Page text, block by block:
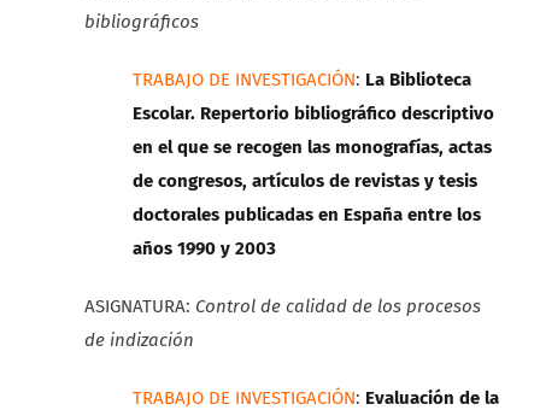
bibliográficos
TRABAJO DE INVESTIGACIÓN: La Biblioteca
Escolar. Repertorio bibliográfico descriptivo
en el que se recogen las monografías, actas
de congresos, artículos de revistas y tesis
doctorales publicadas en España entre los
años 1990 y 2003
ASIGNATURA: Control de calidad de los procesos
de indización
TRABAJO DE INVESTIGACIÓN: Evaluación de la